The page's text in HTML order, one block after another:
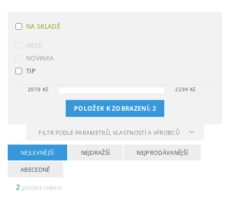
NA SKLADĚ
AKCE
NOVINKA
TIP
2073 Kč 2239 Kč
POLOŽEK K ZOBRAZENÍ: 2
FILTR PODLE PARAMETRŮ, VLASTNOSTÍ A VÝROBCŮ
NEJLEVNĚJŠÍ NEJDRAŽŠÍ NEJPRODÁVANĚJŠÍ
ABECEDNĚ
2 položek celkem